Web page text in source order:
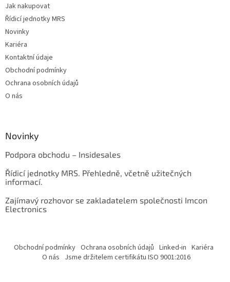
Jak nakupovat
Řídicí jednotky MRS
Novinky
Kariéra
Kontaktní údaje
Obchodní podmínky
Ochrana osobních údajů
O nás
Novinky
Podpora obchodu – Insidesales
Řídicí jednotky MRS. Přehledně, včetně užitečných
informací.
Zajímavý rozhovor se zakladatelem společnosti Imcon
Electronics
Obchodní podmínky Ochrana osobních údajů Linked-in Kariéra
O nás Jsme držitelem certifikátu ISO 9001:2016